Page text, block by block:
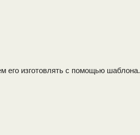
его изготовлять с помощью шаблона.